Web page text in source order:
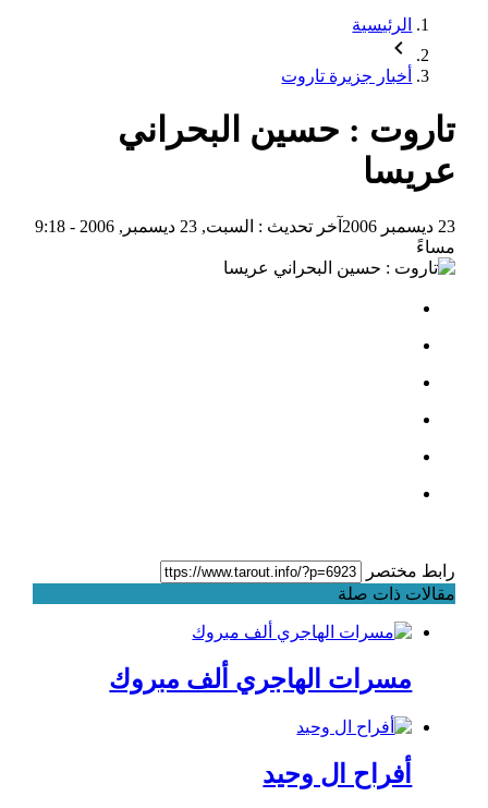
الرئيسية
أخبار جزيرة تاروت
تاروت : حسين البحراني
عريسا
23 ديسمبر 2006 آخر تحديث :
السبت, 23 ديسمبر, 2006 - 9:18
مساءً
رابط مختصر
مقالات ذات صلة
مسرات الهاجري ألف مبروك
أفراح ال وحيد